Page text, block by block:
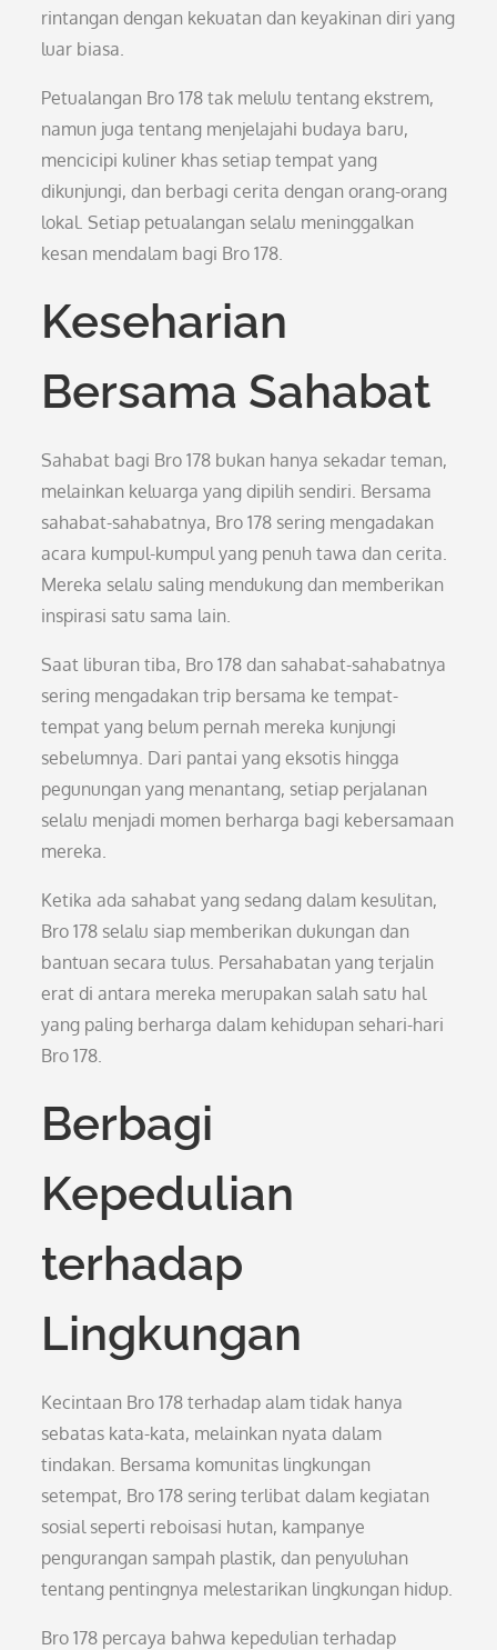
rintangan dengan kekuatan dan keyakinan diri yang
luar biasa.
Petualangan Bro 178 tak melulu tentang ekstrem,
namun juga tentang menjelajahi budaya baru,
mencicipi kuliner khas setiap tempat yang
dikunjungi, dan berbagi cerita dengan orang-orang
lokal. Setiap petualangan selalu meninggalkan
kesan mendalam bagi Bro 178.
Keseharian
Bersama Sahabat
Sahabat bagi Bro 178 bukan hanya sekadar teman,
melainkan keluarga yang dipilih sendiri. Bersama
sahabat-sahabatnya, Bro 178 sering mengadakan
acara kumpul-kumpul yang penuh tawa dan cerita.
Mereka selalu saling mendukung dan memberikan
inspirasi satu sama lain.
Saat liburan tiba, Bro 178 dan sahabat-sahabatnya
sering mengadakan trip bersama ke tempat-
tempat yang belum pernah mereka kunjungi
sebelumnya. Dari pantai yang eksotis hingga
pegunungan yang menantang, setiap perjalanan
selalu menjadi momen berharga bagi kebersamaan
mereka.
Ketika ada sahabat yang sedang dalam kesulitan,
Bro 178 selalu siap memberikan dukungan dan
bantuan secara tulus. Persahabatan yang terjalin
erat di antara mereka merupakan salah satu hal
yang paling berharga dalam kehidupan sehari-hari
Bro 178.
Berbagi
Kepedulian
terhadap
Lingkungan
Kecintaan Bro 178 terhadap alam tidak hanya
sebatas kata-kata, melainkan nyata dalam
tindakan. Bersama komunitas lingkungan
setempat, Bro 178 sering terlibat dalam kegiatan
sosial seperti reboisasi hutan, kampanye
pengurangan sampah plastik, dan penyuluhan
tentang pentingnya melestarikan lingkungan hidup.
Bro 178 percaya bahwa kepedulian terhadap